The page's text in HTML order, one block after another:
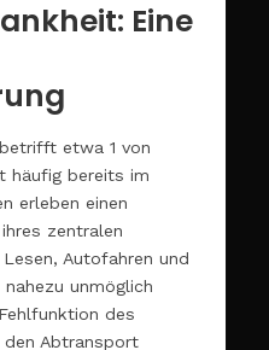
Eine
etwa 1 von
häufig bereits im
erleben einen
zentralen
Autofahren und
unmöglich
des
den Abtransport